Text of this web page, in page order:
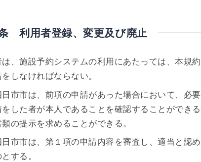
利用者登録、変更及び廃止
は、施設予約システムの利用にあたっては、本規
しなければならない。
市市は、前項の申請があった場合において、必
をした者が本人であることを確認することができ
の提示を求めることができる。
市市は、第１項の申請内容を審査し、適当と認
する。